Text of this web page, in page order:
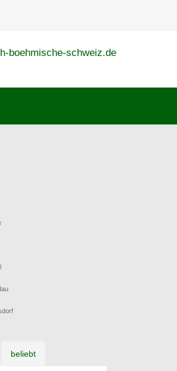
boehmische-schweiz.de
beliebt